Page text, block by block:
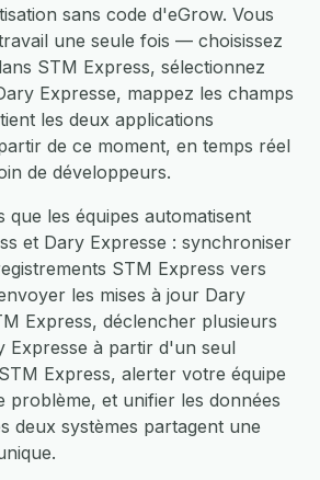
sans code d'eGrow. Vous
une seule fois — choisissez
STM Express, sélectionnez
Expresse, mappez les champs
les deux applications
de ce moment, en temps réel
de développeurs.
que les équipes automatisent
et Dary Expresse : synchroniser
STM Express vers
les mises à jour Dary
Express, déclencher plusieurs
Expresse à partir d'un seul
Express, alerter votre équipe
problème, et unifier les données
deux systèmes partagent une